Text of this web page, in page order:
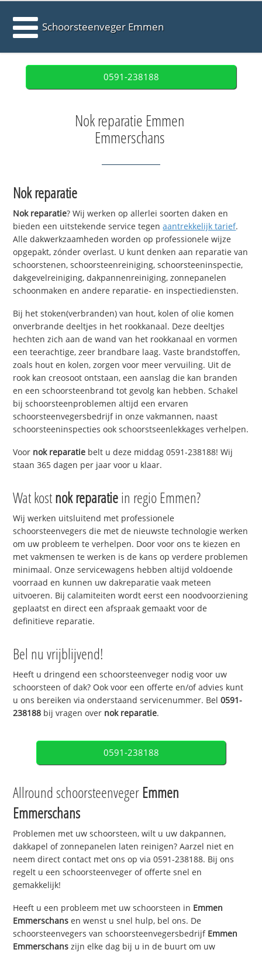
Schoorsteenveger Emmen
0591-238188
Nok reparatie Emmen
Emmerschans
Nok reparatie
Nok reparatie? Wij werken op allerlei soorten daken en
bieden een uitstekende service tegenaantrekkelijk tarief.
Alle dakwerkzaamheden worden op professionele wijze
opgepakt, zónder overlast. U kunt denken aan reparatie van
schoorstenen, schoorsteenreiniging, schoorsteeninspectie,
dakgevelreiniging, dakpannenreiniging, zonnepanelen
schoonmaken en andere reparatie- en inspectiediensten.
Bij het stoken(verbranden) van hout, kolen of olie komen
onverbrande deeltjes in het rookkanaal. Deze deeltjes
hechten zich aan de wand van het rookkanaal en vormen
een teerachtige, zeer brandbare laag. Vaste brandstoffen,
zoals hout en kolen, zorgen voor meer vervuiling. Uit de
rook kan creosoot ontstaan, een aanslag die kan branden
en een schoorsteenbrand tot gevolg kan hebben. Schakel
bij schoorsteenproblemen altijd een ervaren
schoorsteenvegersbedrijf in onze vakmannen, naast
schoorsteeninspecties ook schoorstseenlekkages verhelpen.
Voor nok reparatie belt u deze middag 0591-238188! Wij
staan 365 dagen per jaar voor u klaar.
Wat kostnok reparatiein regio Emmen?
Wij werken uitsluitend met professionele
schoorsteenvegers die met de nieuwste technologie werken
om uw probleem te verhelpen. Door voor ons te kiezen en
met vakmensen te werken is de kans op verdere problemen
minimaal. Onze servicewagens hebben altijd voldoende
voorraad en kunnen uw dakreparatie vaak meteen
uitvoeren. Bij calamiteiten wordt eerst een noodvoorziening
geplaatst en direct een afspraak gemaakt voor de
definitieve reparatie.
Bel nu vrijblijvend!
Heeft u dringend een schoorsteenveger nodig voor uw
schoorsteen of dak? Ook voor een offerte en/of advies kunt
u ons bereiken via onderstaand servicenummer. Bel0591-
238188 bij vragen over nok reparatie.
0591-238188
Allround schoorsteenveger Emmen
Emmerschans
Problemen met uw schoorsteen, wilt u uw dakpannen,
dakkapel of zonnepanelen laten reinigen? Aarzel niet en
neem direct contact met ons op via 0591-238188. Bij ons
regelt u een schoorsteenveger of offerte snel en
gemakkelijk!
Heeft u een probleem met uw schoorsteen in Emmen
Emmerschans en wenst u snel hulp, bel ons. De
schoorsteenvegers van schoorsteenvegersbedrijf Emmen
Emmerschans zijn elke dag bij u in de buurt om uw